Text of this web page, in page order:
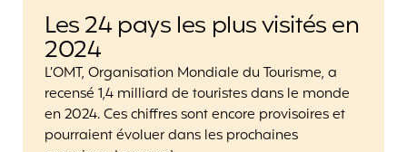
Les 24 pays les plus visités en
2024
L’OMT, Organisation Mondiale du Tourisme, a
recensé 1,4 milliard de touristes dans le monde
en 2024. Ces chiffres sont encore provisoires et
pourraient évoluer dans les prochaines